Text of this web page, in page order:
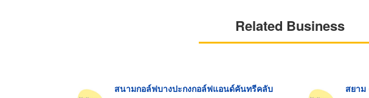
Related Business
สนามกอล์ฟบางปะกงกอล์ฟแอนด์คันทรีคลับ
สยา